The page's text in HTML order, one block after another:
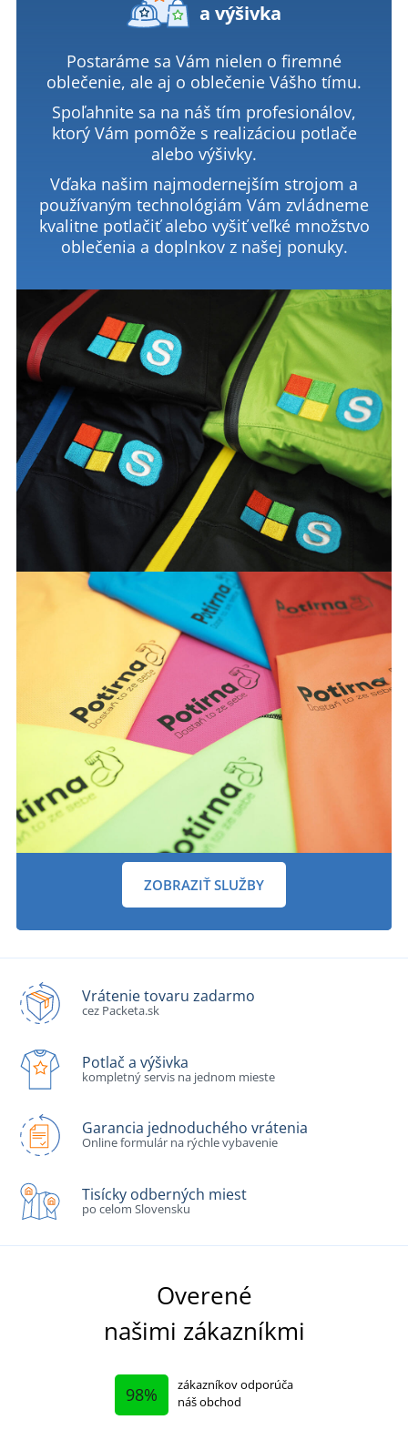
a výšivka
Postaráme sa Vám nielen o firemné
oblečenie, ale aj o oblečenie Vášho tímu.
Spoľahnite sa na náš tím profesionálov,
ktorý Vám pomôže s realizáciou potlače
alebo výšivky.
Vďaka našim najmodernejším strojom a
používaným technológiám Vám zvládneme
kvalitne potlačiť alebo vyšiť veľké množstvo
oblečenia a doplnkov z našej ponuky.
ZOBRAZIŤ SLUŽBY
Vrátenie tovaru zadarmo
cez Packeta.sk
Potlač a výšivka
kompletný servis na jednom mieste
Garancia jednoduchého vrátenia
Online formulár na rýchle vybavenie
Tisícky odberných miest
po celom Slovensku
Overené
našimi zákazníkmi
98%
zákazníkov odporúča
náš obchod